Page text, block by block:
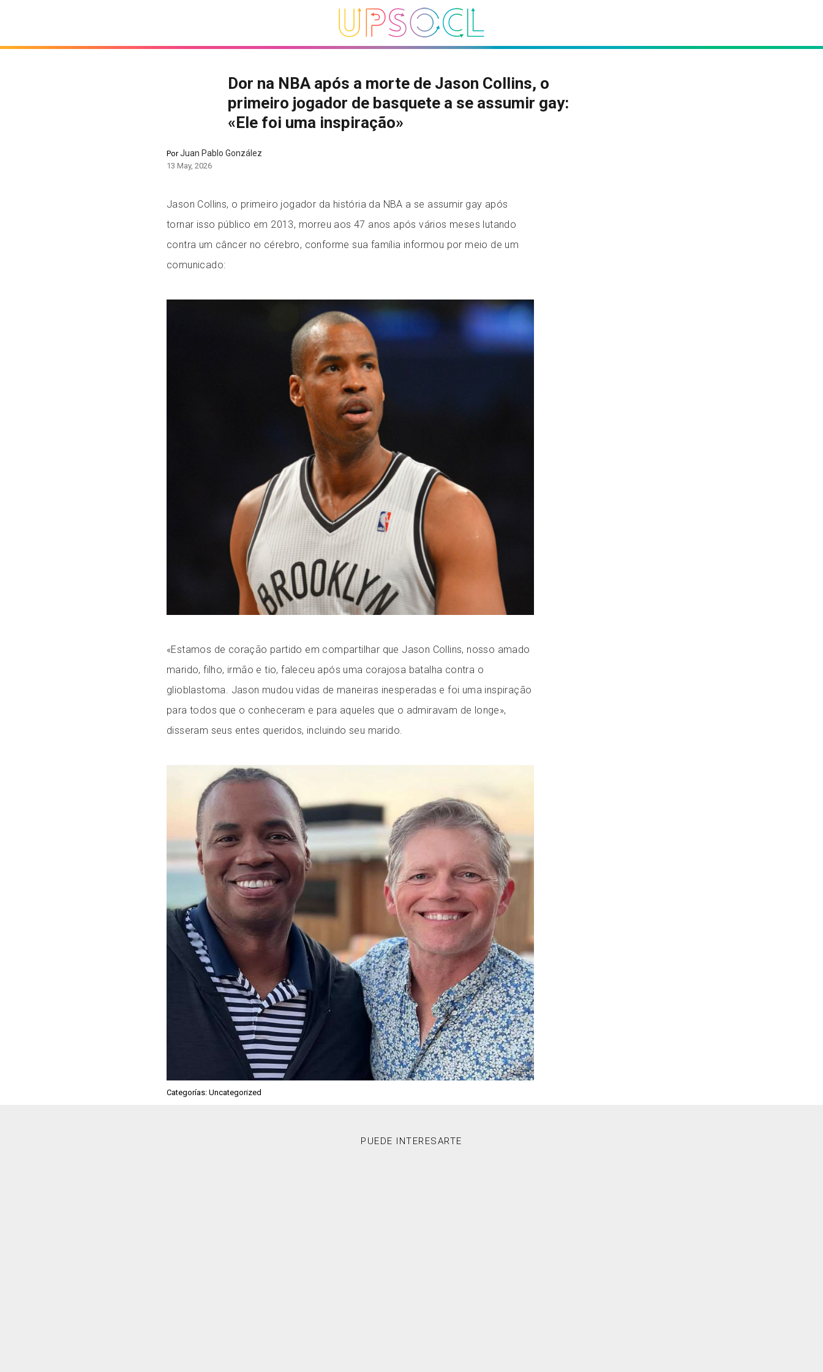
Dor na NBA após a morte de Jason Collins, o
primeiro jogador de basquete a se assumir gay:
«Ele foi uma inspiração»
PorJuan Pablo González
13 May, 2026
Jason Collins, o primeiro jogador da história da NBA a se assumir gay após
tornar isso público em 2013, morreu aos 47 anos após vários meses lutando
contra um câncer no cérebro, conforme sua família informou por meio de um
comunicado:
«Estamos de coração partido em compartilhar que Jason Collins, nosso amado
marido, filho, irmão e tio, faleceu após uma corajosa batalha contra o
glioblastoma. Jason mudou vidas de maneiras inesperadas e foi uma inspiração
para todos que o conheceram e para aqueles que o admiravam de longe»,
disseram seus entes queridos, incluindo seu marido.
Categorías: Uncategorized
PUEDE INTERESARTE